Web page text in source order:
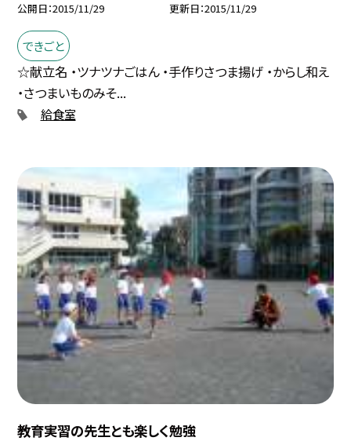
公開日 2015/11/29 更新日 2015/11/29
できごと
☆献立名 ・ツナツナごはん ・手作りさつま揚げ ・からし和え
・さつまいものみそ...
給食室
教育実習の先生とも楽しく勉強